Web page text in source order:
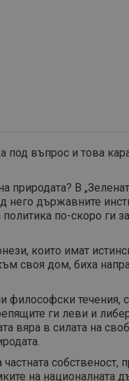
под въпрос и това
природата? В
него държавните
по-скоро ги
които имат
своя дом, биха
философски течения,
ги леви и
вяра в силата на
собственост,
на националната